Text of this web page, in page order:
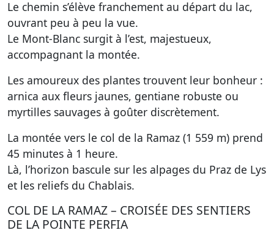
Le chemin s’élève franchement au départ du lac,
ouvrant peu à peu la vue.
Le Mont-Blanc surgit à l’est, majestueux,
accompagnant la montée.
Les amoureux des plantes trouvent leur bonheur :
arnica aux fleurs jaunes, gentiane robuste ou
myrtilles sauvages à goûter discrètement.
La montée vers le col de la Ramaz (1 559 m) prend
45 minutes à 1 heure.
Là, l’horizon bascule sur les alpages du Praz de Lys
et les reliefs du Chablais.
COL DE LA RAMAZ – CROISÉE DES SENTIERS
DE LA POINTE PERFIA